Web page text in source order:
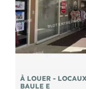
À LOUER -
BAULE E